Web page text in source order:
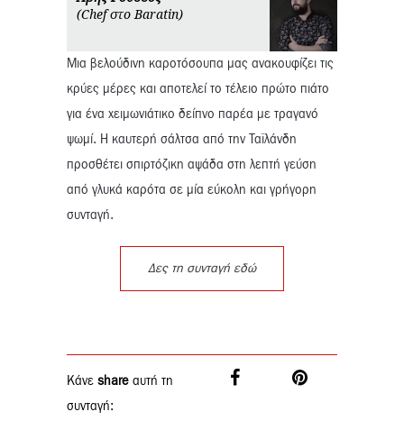
(Chef στο Baratin)
Μια βελούδινη καροτόσουπα μας ανακουφίζει τις
κρύες μέρες και αποτελεί το τέλειο πρώτο πιάτο
για ένα χειμωνιάτικο δείπνο παρέα με τραγανό
ψωμί. Η καυτερή σάλτσα από την Ταϊλάνδη
προσθέτει σπιρτόζικη αψάδα στη λεπτή γεύση
από γλυκά καρότα σε μία εύκολη και γρήγορη
συνταγή.
Δες τη συνταγή εδώ
Κάνε share αυτή τη
συνταγή: